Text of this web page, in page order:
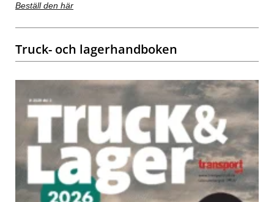
Beställ den här
Truck- och lagerhandboken